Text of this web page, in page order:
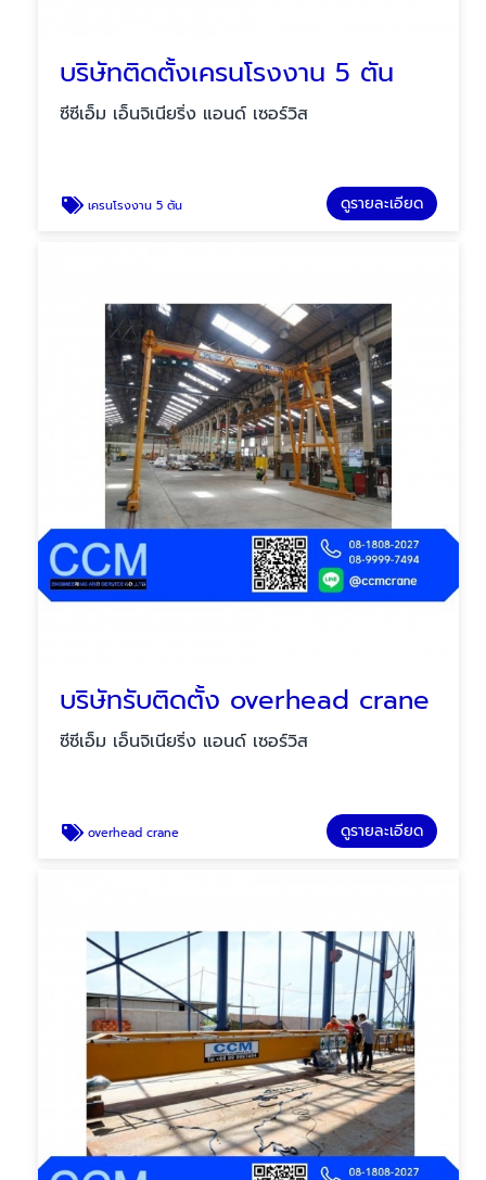
บริษัทติดตั้งเครนโรงงาน 5 ตัน
ซีซีเอ็ม เอ็นจิเนียริ่ง แอนด์ เซอร์วิส
เครนโรงงาน 5 ตัน ดูรายละเอียด
บริษัทรับติดตั้ง overhead crane
ซีซีเอ็ม เอ็นจิเนียริ่ง แอนด์ เซอร์วิส
overhead crane ดูรายละเอียด